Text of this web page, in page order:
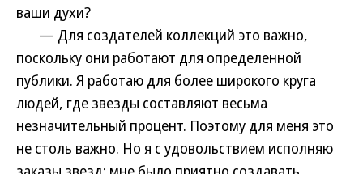
ваши духи?
— Для создателей коллекций это важно,
поскольку они работают для определенной
публики. Я работаю для более широкого круга
людей, где звезды составляют весьма
незначительный процент. Поэтому для меня это
не столь важно. Но я с удовольствием исполняю